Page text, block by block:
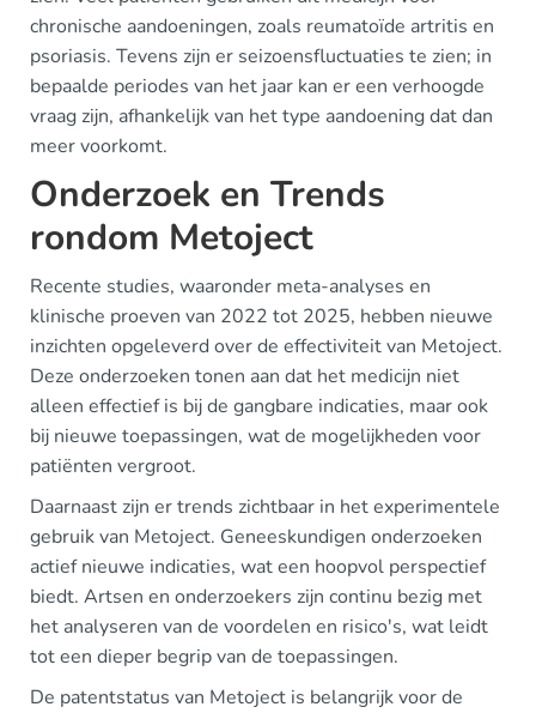
chronische aandoeningen, zoals reumatoïde artritis en
psoriasis. Tevens zijn er seizoensfluctuaties te zien; in
bepaalde periodes van het jaar kan er een verhoogde
vraag zijn, afhankelijk van het type aandoening dat dan
meer voorkomt.
Onderzoek en Trends
rondom Metoject
Recente studies, waaronder meta-analyses en
klinische proeven van 2022 tot 2025, hebben nieuwe
inzichten opgeleverd over de effectiviteit van Metoject.
Deze onderzoeken tonen aan dat het medicijn niet
alleen effectief is bij de gangbare indicaties, maar ook
bij nieuwe toepassingen, wat de mogelijkheden voor
patiënten vergroot.
Daarnaast zijn er trends zichtbaar in het experimentele
gebruik van Metoject. Geneeskundigen onderzoeken
actief nieuwe indicaties, wat een hoopvol perspectief
biedt. Artsen en onderzoekers zijn continu bezig met
het analyseren van de voordelen en risico's, wat leidt
tot een dieper begrip van de toepassingen.
De patentstatus van Metoject is belangrijk voor de